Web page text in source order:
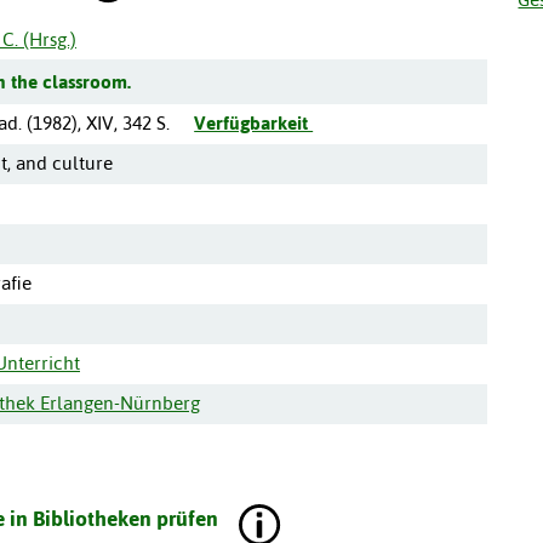
(Hrsg.)
the classroom.
(1982), XIV, 342 S.
Verfügbarkeit
and culture
Erlangen-Nürnberg
in Bibliotheken prüfen